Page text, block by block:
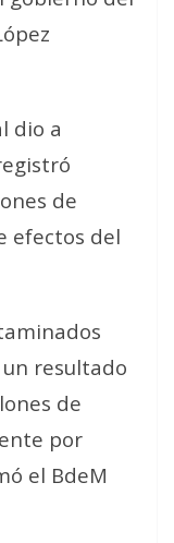
dio a
de
efectos del
resultado
de
por
el BdeM